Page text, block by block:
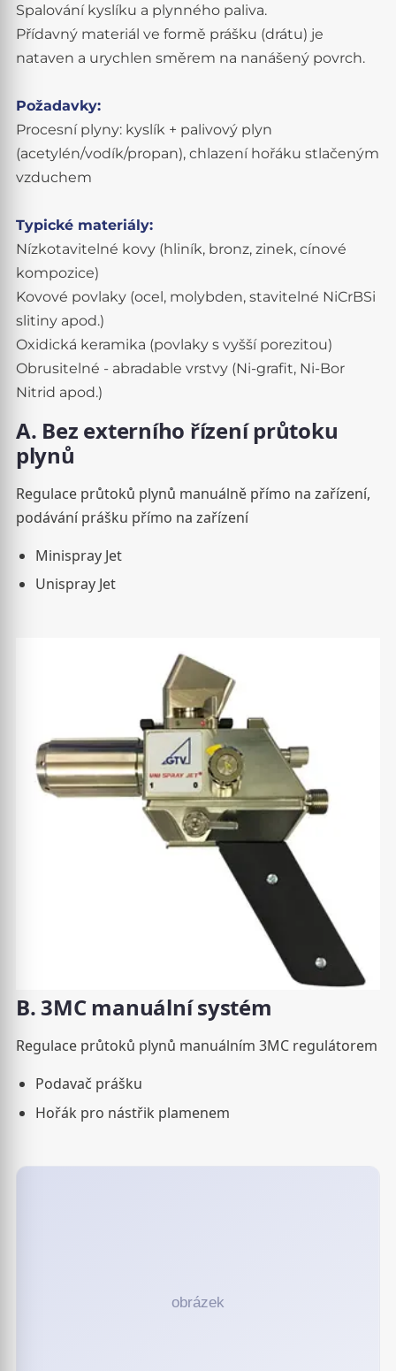
Spalování kyslíku a plynného paliva.
Přídavný materiál ve formě prášku (drátu) je
nataven a urychlen směrem na nanášený povrch.
Požadavky:
Procesní plyny: kyslík + palivový plyn
(acetylén/vodík/propan), chlazení hořáku stlačeným
vzduchem
Typické materiály:
Nízkotavitelné kovy (hliník, bronz, zinek, cínové
kompozice)
Kovové povlaky (ocel, molybden, stavitelné NiCrBSi
slitiny apod.)
Oxidická keramika (povlaky s vyšší porezitou)
Obrusitelné - abradable vrstvy (Ni-grafit, Ni-Bor
Nitrid apod.)
A. Bez externího řízení průtoku
plynů
Regulace průtoků plynů manuálně přímo na zařízení,
podávání prášku přímo na zařízení
Minispray Jet
Unispray Jet
B. 3MC manuální systém
Regulace průtoků plynů manuálním 3MC regulátorem
Podavač prášku
Hořák pro nástřik plamenem